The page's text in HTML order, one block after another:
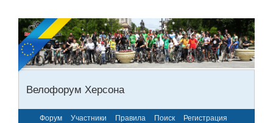
Велофорум Херсона
Форум Участники Правила Поиск
Регистрация